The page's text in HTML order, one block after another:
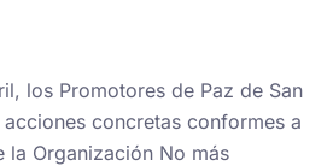
los Promotores de Paz de San
concretas conformes a
la Organización No más